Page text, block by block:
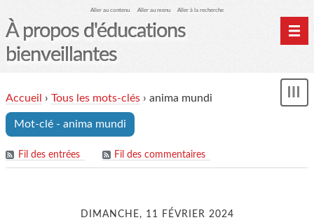
Aller au contenu Aller au menu Aller à la recherche
À propos d'éducations
bienveillantes
Archives
Mon monde du cheval
Accueil › Tous les mots-clés › anima mundi
Mot-clé - anima mundi
Fil des entrées Fil des commentaires
DIMANCHE, 11 FÉVRIER 2024